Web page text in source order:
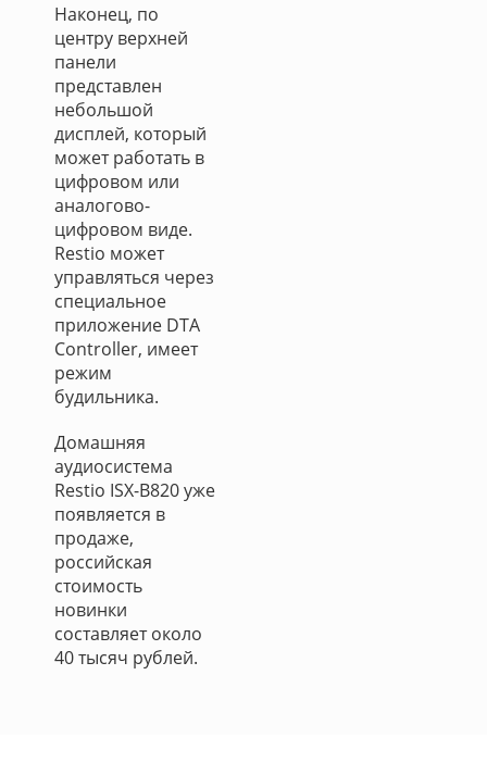
Наконец, по
центру верхней
панели
представлен
небольшой
дисплей, который
может работать в
цифровом или
аналогово-
цифровом виде.
Restio может
управляться через
специальное
приложение DTA
Controller, имеет
режим
будильника.
Домашняя
аудиосистема
Restio ISX-B820 уже
появляется в
продаже,
российская
стоимость
новинки
составляет около
40 тысяч рублей.